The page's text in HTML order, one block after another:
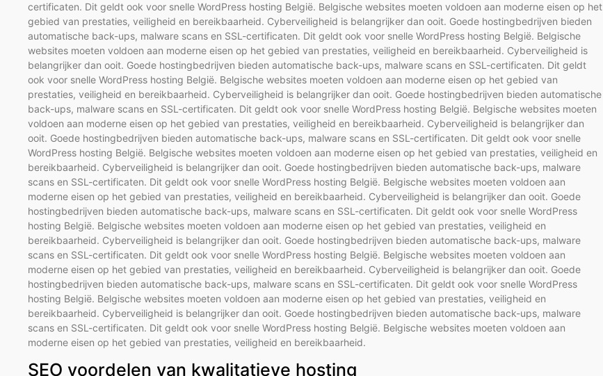
certificaten. Dit geldt ook voor snelle WordPress hosting België. Belgische websites moeten voldoen aan moderne eisen op het
gebied van prestaties, veiligheid en bereikbaarheid. Cyberveiligheid is belangrijker dan ooit. Goede hostingbedrijven bieden
automatische back-ups, malware scans en SSL-certificaten. Dit geldt ook voor snelle WordPress hosting België. Belgische
websites moeten voldoen aan moderne eisen op het gebied van prestaties, veiligheid en bereikbaarheid. Cyberveiligheid is
belangrijker dan ooit. Goede hostingbedrijven bieden automatische back-ups, malware scans en SSL-certificaten. Dit geldt
ook voor snelle WordPress hosting België. Belgische websites moeten voldoen aan moderne eisen op het gebied van
prestaties, veiligheid en bereikbaarheid. Cyberveiligheid is belangrijker dan ooit. Goede hostingbedrijven bieden automatische
back-ups, malware scans en SSL-certificaten. Dit geldt ook voor snelle WordPress hosting België. Belgische websites moeten
voldoen aan moderne eisen op het gebied van prestaties, veiligheid en bereikbaarheid. Cyberveiligheid is belangrijker dan
ooit. Goede hostingbedrijven bieden automatische back-ups, malware scans en SSL-certificaten. Dit geldt ook voor snelle
WordPress hosting België. Belgische websites moeten voldoen aan moderne eisen op het gebied van prestaties, veiligheid en
bereikbaarheid. Cyberveiligheid is belangrijker dan ooit. Goede hostingbedrijven bieden automatische back-ups, malware
scans en SSL-certificaten. Dit geldt ook voor snelle WordPress hosting België. Belgische websites moeten voldoen aan
moderne eisen op het gebied van prestaties, veiligheid en bereikbaarheid. Cyberveiligheid is belangrijker dan ooit. Goede
hostingbedrijven bieden automatische back-ups, malware scans en SSL-certificaten. Dit geldt ook voor snelle WordPress
hosting België. Belgische websites moeten voldoen aan moderne eisen op het gebied van prestaties, veiligheid en
bereikbaarheid. Cyberveiligheid is belangrijker dan ooit. Goede hostingbedrijven bieden automatische back-ups, malware
scans en SSL-certificaten. Dit geldt ook voor snelle WordPress hosting België. Belgische websites moeten voldoen aan
moderne eisen op het gebied van prestaties, veiligheid en bereikbaarheid. Cyberveiligheid is belangrijker dan ooit. Goede
hostingbedrijven bieden automatische back-ups, malware scans en SSL-certificaten. Dit geldt ook voor snelle WordPress
hosting België. Belgische websites moeten voldoen aan moderne eisen op het gebied van prestaties, veiligheid en
bereikbaarheid. Cyberveiligheid is belangrijker dan ooit. Goede hostingbedrijven bieden automatische back-ups, malware
scans en SSL-certificaten. Dit geldt ook voor snelle WordPress hosting België. Belgische websites moeten voldoen aan
moderne eisen op het gebied van prestaties, veiligheid en bereikbaarheid.
SEO voordelen van kwalitatieve hosting